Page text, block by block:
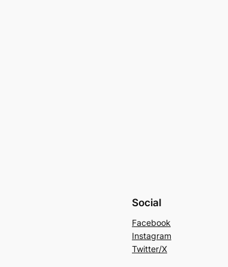
Social
Facebook
Instagram
Twitter/X